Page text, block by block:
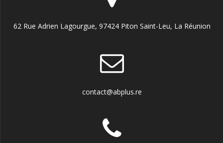
62 Rue Adrien Lagourgue, 97424 Piton Saint-Leu, La Réunion
contact@abplus.re